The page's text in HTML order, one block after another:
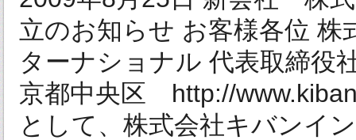
立のお知らせ お客様各位
ターナショナル 代表取締
京都中央区 http://
として、株式会社キバンイ